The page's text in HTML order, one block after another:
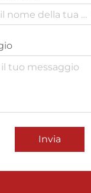
Invia